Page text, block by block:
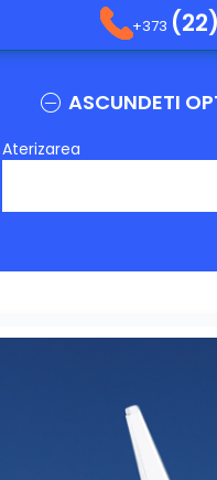
+373
ASCUNDETI
Aterizarea